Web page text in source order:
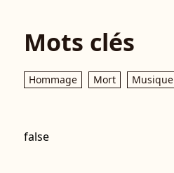
Mots clés
Hommage Mort Musique
false